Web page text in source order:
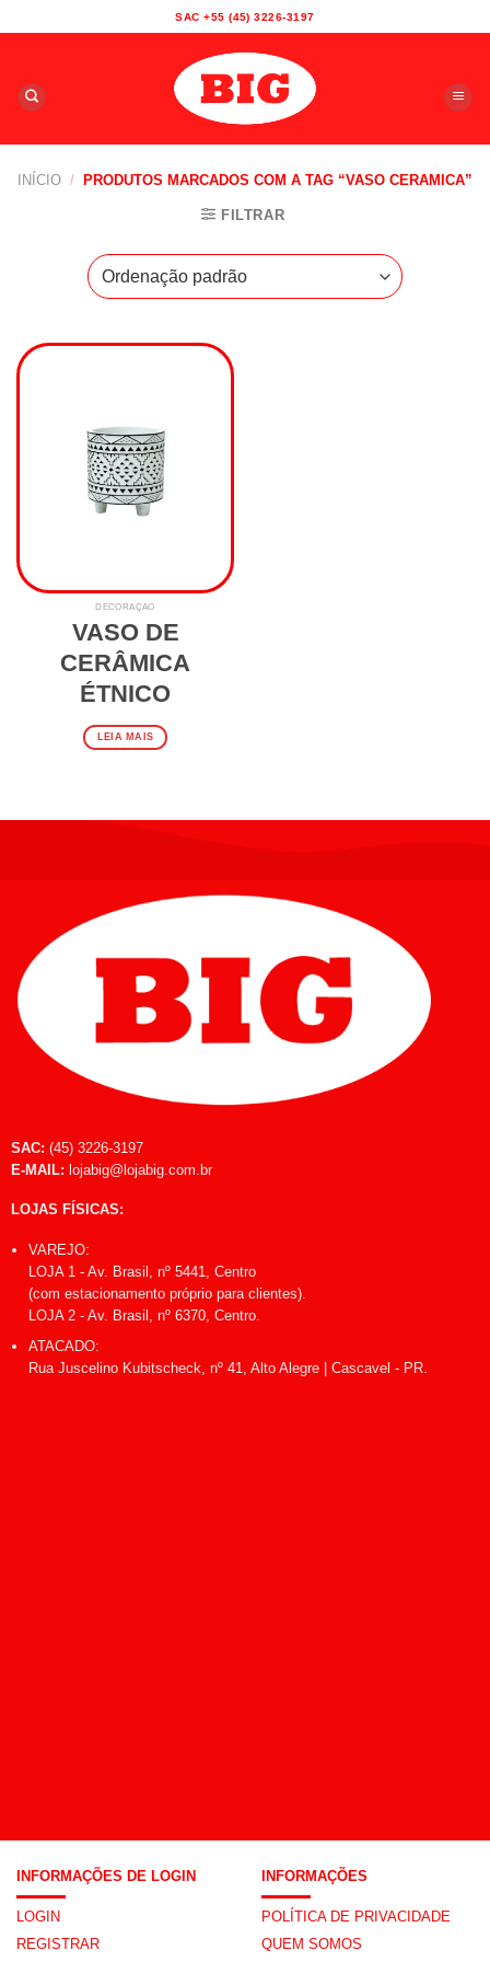
to
SAC +55 (45) 3226-3197
INÍCIO / PRODUTOS MARCADOS COM A TAG “VASO CERAMICA”
FILTRAR
DECORAÇÃO
VASO DE
CERÂMICA
ÉTNICO
LEIA MAIS
SAC: (45) 3226-3197
E-MAIL: lojabig@lojabig.com.br
LOJAS FÍSICAS:
VAREJO:
LOJA 1 - Av. Brasil, nº 5441, Centro
(com estacionamento próprio para clientes).
LOJA 2 - Av. Brasil, nº 6370, Centro.
ATACADO:
Rua Juscelino Kubitscheck, nº 41, Alto Alegre | Cascavel - PR.
INFORMAÇÕES DE LOGIN
LOGIN
REGISTRAR
INFORMAÇÕES
POLÍTICA DE PRIVACIDADE
QUEM SOMOS